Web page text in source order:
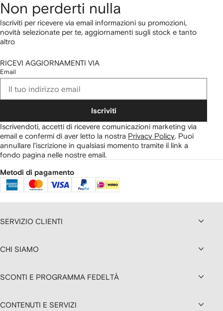
Non perderti nulla
Iscriviti per ricevere via email informazioni su promozioni,
novità selezionate per te, aggiornamenti sugli stock e tanto
altro
RICEVI AGGIORNAMENTI VIA
Email
Iscriviti
Iscrivendoti, accetti di ricevere comunicazioni marketing via
email e confermi di aver letto la nostra Privacy Policy. Puoi
annullare l'iscrizione in qualsiasi momento tramite il link a
fondo pagina nelle nostre email.
Metodi di pagamento
SERVIZIO CLIENTI
CHI SIAMO
SCONTI E PROGRAMMA FEDELTÀ
CONTENUTI E SERVIZI